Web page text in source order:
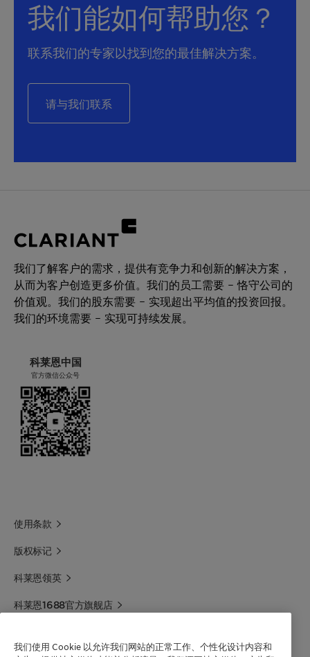
我们能如何帮助您？
联系我们的专家以找到您的最佳解决方案。
请与我们联系
我们了解客户的需求，提供有竞争力和创新的解决方案，
从而为客户创造更多价值。我们的员工需要 – 恪守公司的
价值观。我们的股东需要 – 实现超出平均值的投资回报。
我们的环境需要 – 实现可持续发展。
科莱恩中国
官方微信公众号
使用条款
版权标记
科莱恩领英
科莱恩1688官方旗舰店
我们使用 Cookie 以允许我们网站的正常工作、个性化设计内容和